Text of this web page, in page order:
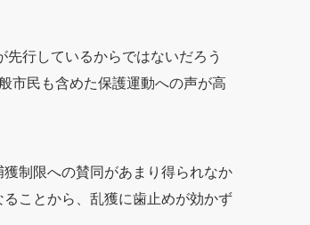
行しているからではないだろう
市民も含めた保護運動への声が高
制限への賛同があまり得られなか
ことから、乱獲に歯止めが効かず